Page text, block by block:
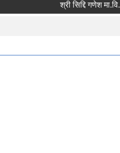
श्री सिद्दि गणेश मा.वि. मा